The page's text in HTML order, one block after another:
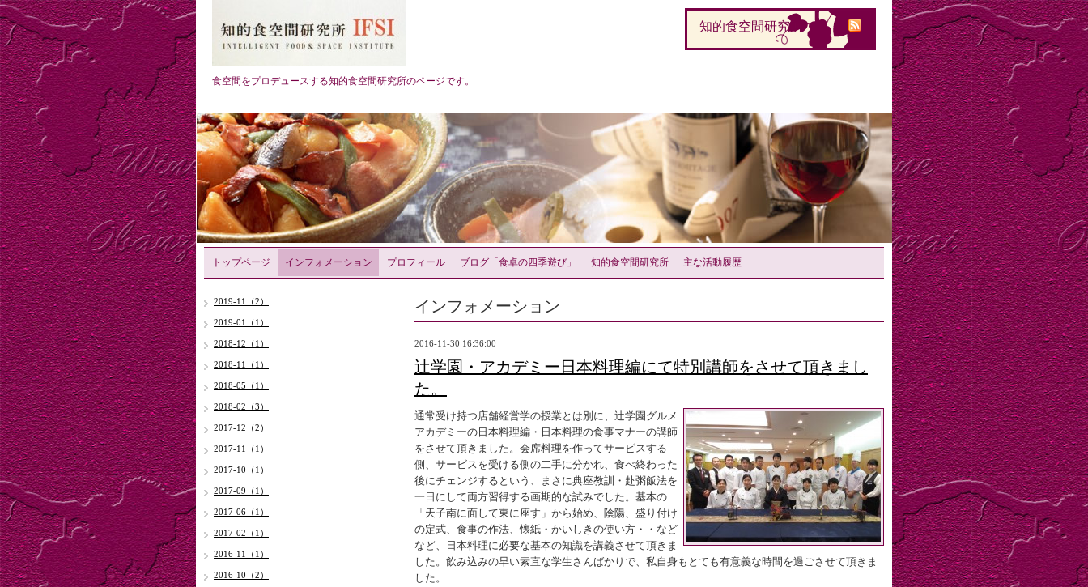
知的食空間研究所
食空間をプロデュースする知的食空間研究所のページです。
トップページ インフォメーション プロフィール ブログ「食卓の四季遊び」 知的食空間研究所 主な活動履歴
インフォメーション
2016-11-30 16:36:00
辻学園・アカデミー日本料理編にて特別講師をさせて頂きまし
た。
通常受け持つ店舗経営学の授業とは別に、辻学園グルメ
アカデミーの日本料理編・日本料理の食事マナーの講師
をさせて頂きました。会席料理を作ってサービスする
側、サービスを受ける側の二手に分かれ、食べ終わった
後にチェンジするという、まさに典座教訓・赴粥飯法を
一日にして両方習得する画期的な試みでした。基本の
「天子南に面して東に座す」から始め、陰陽、盛り付け
の定式、食事の作法、懐紙・かいしきの使い方・・など
など、日本料理に必要な基本の知識を講義させて頂きま
した。飲み込みの早い素直な学生さんばかりで、私自身もとても有意義な時間を過ごさせて頂きま
した。
2019-11（2）
2019-01（1）
2018-12（1）
2018-11（1）
2018-05（1）
2018-02（3）
2017-12（2）
2017-11（1）
2017-10（1）
2017-09（1）
2017-06（1）
2017-02（1）
2016-11（1）
2016-10（2）